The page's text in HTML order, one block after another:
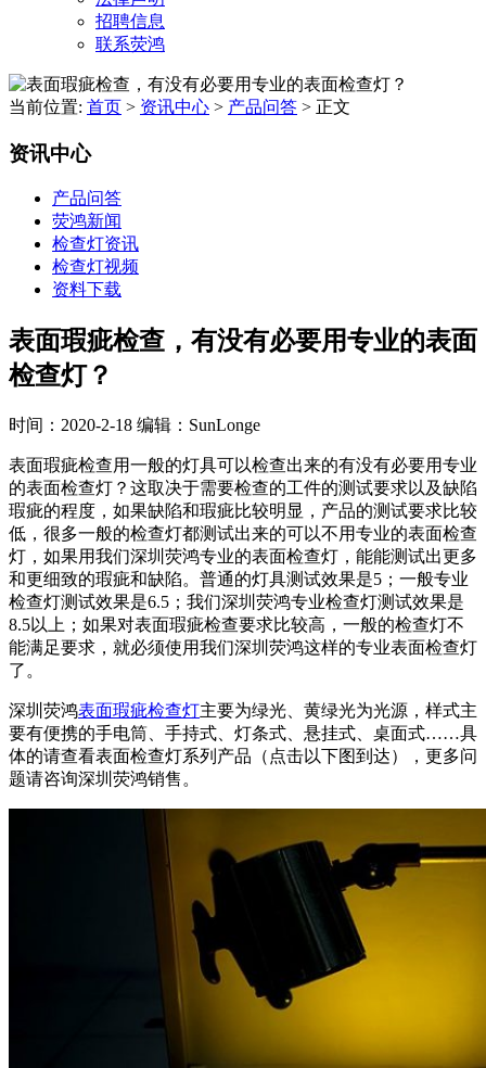
招聘信息
联系荧鸿
当前位置: 首页 > 资讯中心 > 产品问答 > 正文
资讯中心
产品问答
荧鸿新闻
检查灯资讯
检查灯视频
资料下载
表面瑕疵检查，有没有必要用专业的表面
检查灯？
时间：2020-2-18 编辑：SunLonge
表面瑕疵检查用一般的灯具可以检查出来的有没有必要用专业
的表面检查灯？这取决于需要检查的工件的测试要求以及缺陷
瑕疵的程度，如果缺陷和瑕疵比较明显，产品的测试要求比较
低，很多一般的检查灯都测试出来的可以不用专业的表面检查
灯，如果用我们深圳荧鸿专业的表面检查灯，能能测试出更多
和更细致的瑕疵和缺陷。普通的灯具测试效果是5；一般专业
检查灯测试效果是6.5；我们深圳荧鸿专业检查灯测试效果是
8.5以上；如果对表面瑕疵检查要求比较高，一般的检查灯不
能满足要求，就必须使用我们深圳荧鸿这样的专业表面检查灯
了。
深圳荧鸿表面瑕疵检查灯主要为绿光、黄绿光为光源，样式主
要有便携的手电筒、手持式、灯条式、悬挂式、桌面式……具
体的请查看表面检查灯系列产品（点击以下图到达），更多问
题请咨询深圳荧鸿销售。